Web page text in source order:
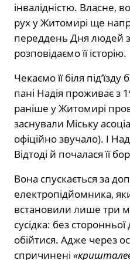
інвалідністю. Власне,
рух у Житомирі ще
переддень Дня людей з
розповідаємо її історію.
Чекаємо її біля
пані Надія проживає з
раніше у Житомирі
заснували Міську
офіційно звучало). І
Відтоді й почалася її
Вона спускається за
електропідйомника,
встановили лише три
сусідка: без
обійтися. Адже через
спричинені